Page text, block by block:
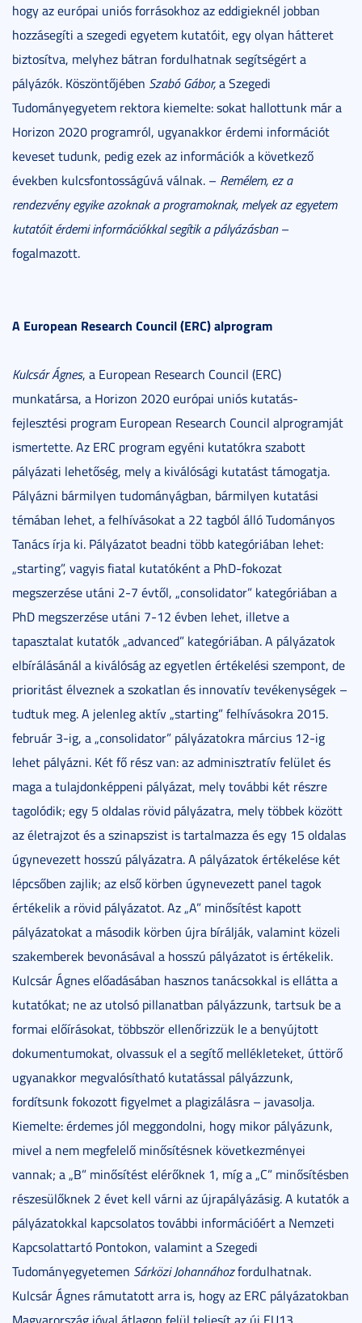
hogy az európai uniós forrásokhoz az eddigieknél jobban
hozzásegíti a szegedi egyetem kutatóit, egy olyan hátteret
biztosítva, melyhez bátran fordulhatnak segítségért a
pályázók. Köszöntőjében Szabó Gábor,a Szegedi
Tudományegyetem rektora kiemelte: sokat hallottunk már a
Horizon 2020 programról, ugyanakkor érdemi információt
keveset tudunk, pedig ezek az információk a következő
években kulcsfontosságúvá válnak. – Remélem, ez a
rendezvény egyike azoknak a programoknak, melyek az egyetem
kutatóit érdemi információkkal segítik a pályázásban–
fogalmazott.
A European Research Council (ERC) alprogram
Kulcsár Ágnes, a European Research Council (ERC)
munkatársa, a Horizon 2020 európai uniós kutatás-
fejlesztési program European Research Council alprogramját
ismertette. Az ERC program egyéni kutatókra szabott
pályázati lehetőség, mely a kiválósági kutatást támogatja.
Pályázni bármilyen tudományágban, bármilyen kutatási
témában lehet, a felhívásokat a 22 tagból álló Tudományos
Tanács írja ki. Pályázatot beadni több kategóriában lehet:
„starting”, vagyis fiatal kutatóként a PhD-fokozat
megszerzése utáni 2-7 évtől, „consolidator” kategóriában a
PhD megszerzése utáni 7-12 évben lehet, illetve a
tapasztalat kutatók „advanced” kategóriában. A pályázatok
elbírálásánál a kiválóság az egyetlen értékelési szempont, de
prioritást élveznek a szokatlan és innovatív tevékenységek –
tudtuk meg. A jelenleg aktív „starting” felhívásokra 2015.
február 3-ig, a „consolidator” pályázatokra március 12-ig
lehet pályázni. Két fő rész van: az adminisztratív felület és
maga a tulajdonképpeni pályázat, mely további két részre
tagolódik; egy 5 oldalas rövid pályázatra, mely többek között
az életrajzot és a szinapszist is tartalmazza és egy 15 oldalas
úgynevezett hosszú pályázatra. A pályázatok értékelése két
lépcsőben zajlik; az első körben úgynevezett panel tagok
értékelik a rövid pályázatot. Az „A” minősítést kapott
pályázatokat a második körben újra bírálják, valamint közeli
szakemberek bevonásával a hosszú pályázatot is értékelik.
Kulcsár Ágnes előadásában hasznos tanácsokkal is ellátta a
kutatókat; ne az utolsó pillanatban pályázzunk, tartsuk be a
formai előírásokat, többször ellenőrizzük le a benyújtott
dokumentumokat, olvassuk el a segítő mellékleteket, úttörő
ugyanakkor megvalósítható kutatással pályázzunk,
fordítsunk fokozott figyelmet a plagizálásra – javasolja.
Kiemelte: érdemes jól meggondolni, hogy mikor pályázunk,
mivel a nem megfelelő minősítésnek következményei
vannak; a „B” minősítést elérőknek 1, míg a „C” minősítésben
részesülőknek 2 évet kell várni az újrapályázásig. A kutatók a
pályázatokkal kapcsolatos további információért a Nemzeti
Kapcsolattartó Pontokon, valamint a Szegedi
Tudományegyetemen Sárközi Johannáhozfordulhatnak.
Kulcsár Ágnes rámutatott arra is, hogy az ERC pályázatokban
Magyarország jóval átlagon felül teljesít az új EU13